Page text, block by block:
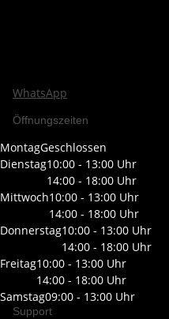
WhatsApp
Öffnungszeiten
MontagGeschlossen
Dienstag10:00 - 13:00 Uhr
14:00 - 18:00 Uhr
Mittwoch10:00 - 13:00 Uhr
14:00 - 18:00 Uhr
Donnerstag10:00 - 13:00 Uhr
14:00 - 18:00 Uhr
Freitag10:00 - 13:00 Uhr
14:00 - 18:00 Uhr
Samstag09:00 - 13:00 Uhr
Support